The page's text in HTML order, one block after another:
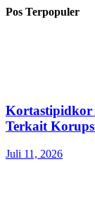
Pos Terpopuler
Kortastipidkor
Terkait
Juli 11, 2026